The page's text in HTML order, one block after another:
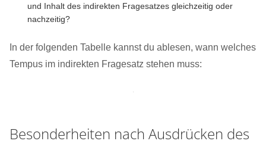
und Inhalt des indirekten Fragesatzes gleichzeitig oder
nachzeitig?
In der folgenden Tabelle kannst du ablesen, wann welches
Tempus im indirekten Fragesatz stehen muss:
Besonderheiten nach Ausdrücken des